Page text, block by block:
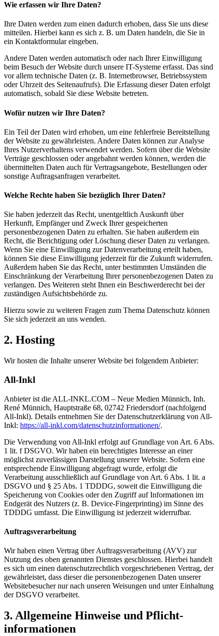
Wie erfassen wir Ihre Daten?
Ihre Daten werden zum einen dadurch erhoben, dass Sie uns diese
mitteilen. Hierbei kann es sich z. B. um Daten handeln, die Sie in
ein Kontaktformular eingeben.
Andere Daten werden automatisch oder nach Ihrer Einwilligung
beim Besuch der Website durch unsere IT-Systeme erfasst. Das sind
vor allem technische Daten (z. B. Internetbrowser, Betriebssystem
oder Uhrzeit des Seitenaufrufs). Die Erfassung dieser Daten erfolgt
automatisch, sobald Sie diese Website betreten.
Wofür nutzen wir Ihre Daten?
Ein Teil der Daten wird erhoben, um eine fehlerfreie Bereitstellung
der Website zu gewährleisten. Andere Daten können zur Analyse
Ihres Nutzerverhaltens verwendet werden. Sofern über die Website
Verträge geschlossen oder angebahnt werden können, werden die
übermittelten Daten auch für Vertragsangebote, Bestellungen oder
sonstige Auftragsanfragen verarbeitet.
Welche Rechte haben Sie bezüglich Ihrer Daten?
Sie haben jederzeit das Recht, unentgeltlich Auskunft über
Herkunft, Empfänger und Zweck Ihrer gespeicherten
personenbezogenen Daten zu erhalten. Sie haben außerdem ein
Recht, die Berichtigung oder Löschung dieser Daten zu verlangen.
Wenn Sie eine Einwilligung zur Datenverarbeitung erteilt haben,
können Sie diese Einwilligung jederzeit für die Zukunft widerrufen.
Außerdem haben Sie das Recht, unter bestimmten Umständen die
Einschränkung der Verarbeitung Ihrer personenbezogenen Daten zu
verlangen. Des Weiteren steht Ihnen ein Beschwerderecht bei der
zuständigen Aufsichtsbehörde zu.
Hierzu sowie zu weiteren Fragen zum Thema Datenschutz können
Sie sich jederzeit an uns wenden.
2. Hosting
Wir hosten die Inhalte unserer Website bei folgendem Anbieter:
All-Inkl
Anbieter ist die ALL-INKL.COM – Neue Medien Münnich, Inh.
René Münnich, Hauptstraße 68, 02742 Friedersdorf (nachfolgend
All-Inkl). Details entnehmen Sie der Datenschutzerklärung von All-
Inkl: https://all-inkl.com/datenschutzinformationen/.
Die Verwendung von All-Inkl erfolgt auf Grundlage von Art. 6 Abs.
1 lit. f DSGVO. Wir haben ein berechtigtes Interesse an einer
möglichst zuverlässigen Darstellung unserer Website. Sofern eine
entsprechende Einwilligung abgefragt wurde, erfolgt die
Verarbeitung ausschließlich auf Grundlage von Art. 6 Abs. 1 lit. a
DSGVO und § 25 Abs. 1 TDDDG, soweit die Einwilligung die
Speicherung von Cookies oder den Zugriff auf Informationen im
Endgerät des Nutzers (z. B. Device-Fingerprinting) im Sinne des
TDDDG umfasst. Die Einwilligung ist jederzeit widerrufbar.
Auftragsverarbeitung
Wir haben einen Vertrag über Auftragsverarbeitung (AVV) zur
Nutzung des oben genannten Dienstes geschlossen. Hierbei handelt
es sich um einen datenschutzrechtlich vorgeschriebenen Vertrag, der
gewährleistet, dass dieser die personenbezogenen Daten unserer
Websitebesucher nur nach unseren Weisungen und unter Einhaltung
der DSGVO verarbeitet.
3. Allgemeine Hinweise und Pflicht­
informationen